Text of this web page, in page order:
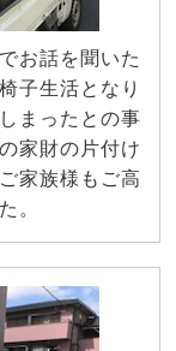
お話を聞いた
子生活となり
まったとの事
家財の片付け
家族様もご高
。